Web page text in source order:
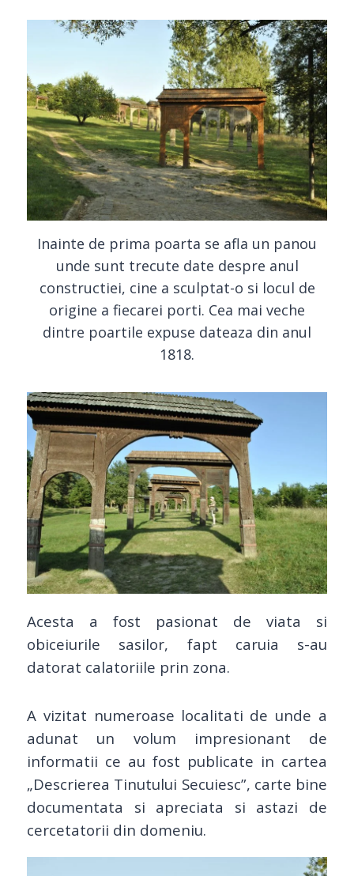
Inainte de prima poarta se afla un panou
unde sunt trecute date despre anul
constructiei, cine a sculptat-o si locul de
origine a fiecarei porti. Cea mai veche
dintre poartile expuse dateaza din anul
1818.
Acesta a fost pasionat de viata si
obiceiurile sasilor, fapt caruia s-au
datorat calatoriile prin zona.
A vizitat numeroase localitati de unde a
adunat un volum impresionant de
informatii ce au fost publicate in cartea
„Descrierea Tinutului Secuiesc”, carte bine
documentata si apreciata si astazi de
cercetatorii din domeniu.